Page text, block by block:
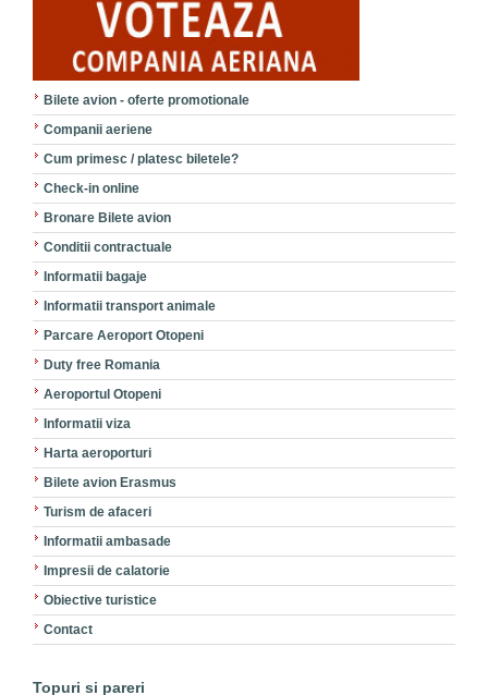
Bilete avion - oferte promotionale
Companii aeriene
Cum primesc / platesc biletele?
Check-in online
Bronare Bilete avion
Conditii contractuale
Informatii bagaje
Informatii transport animale
Parcare Aeroport Otopeni
Duty free Romania
Aeroportul Otopeni
Informatii viza
Harta aeroporturi
Bilete avion Erasmus
Turism de afaceri
Informatii ambasade
Impresii de calatorie
Obiective turistice
Contact
Topuri si pareri